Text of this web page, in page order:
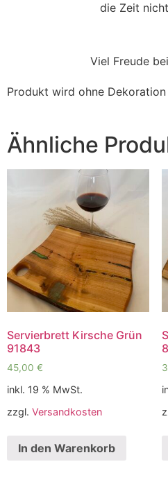
die Zeit
Viel Freude
Produkt wird ohne
Ähnliche
Servierbrett Kirsche Grün
91843
45,00 €
inkl. 19 % MwSt.
zzgl. Versandkosten
In den Warenkorb